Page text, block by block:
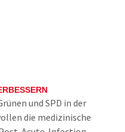
und SPD in der
die medizinische